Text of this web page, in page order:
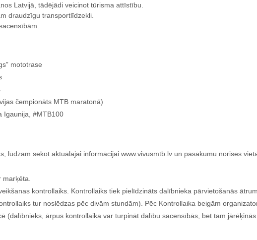
Latvijā, tādējādi veicinot tūrisma attīstību.
draudzīgu transportlīdzekli.
mototrase
čempionāts MTB maratonā)
Igaunija, #MTB100
lūdzam sekot aktuālajai informācijai www.vivusmtb.lv un pasākumu norises
kontrollaiks. Kontrollaiks tiek pielīdzināts dalībnieka pārvietošanās
tur noslēdzas pēc divām stundām). Pēc Kontrollaika beigām
(dalībnieks, ārpus kontrollaika var turpināt dalību sacensībās, bet tam